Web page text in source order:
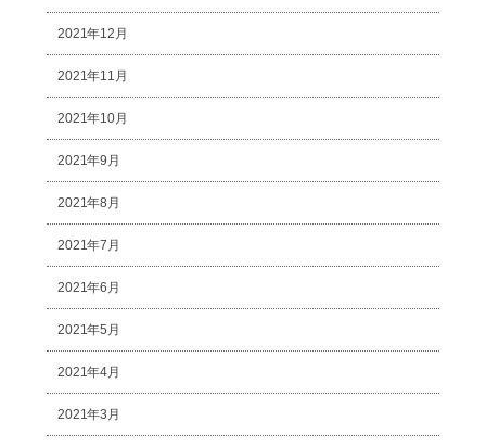
2021年12月
2021年11月
2021年10月
2021年9月
2021年8月
2021年7月
2021年6月
2021年5月
2021年4月
2021年3月